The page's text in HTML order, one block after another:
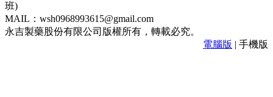
班)
MAIL：wsh0968993615@gmail.com
永吉製藥股份有限公司版權所有，轉載必究。
電腦版 | 手機版